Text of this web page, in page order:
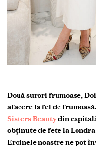
Două surori frumoase,
afacere la fel de
Sisters Beautydin
obținute de fete la Londra
Eroinele noastre ne pot